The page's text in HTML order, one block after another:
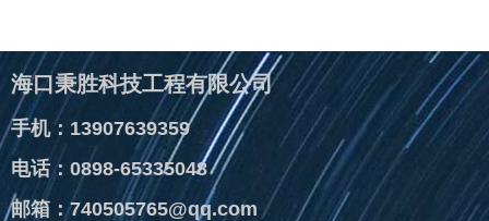
海口秉胜科技工程有限公司
手机：13907639359
电话：0898-65335048
邮箱：740505765@qq.com